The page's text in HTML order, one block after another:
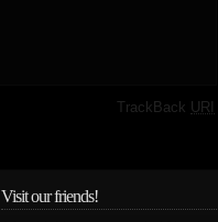
TrackBack URI
Visit our friends!